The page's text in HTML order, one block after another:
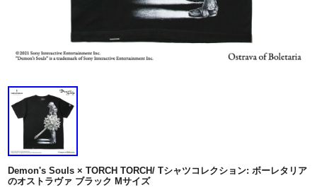
Demon's Souls × TORCH TORCH/ Tシャツコレクション: ボーレタリア
のオストラヴァ ブラック Mサイズ